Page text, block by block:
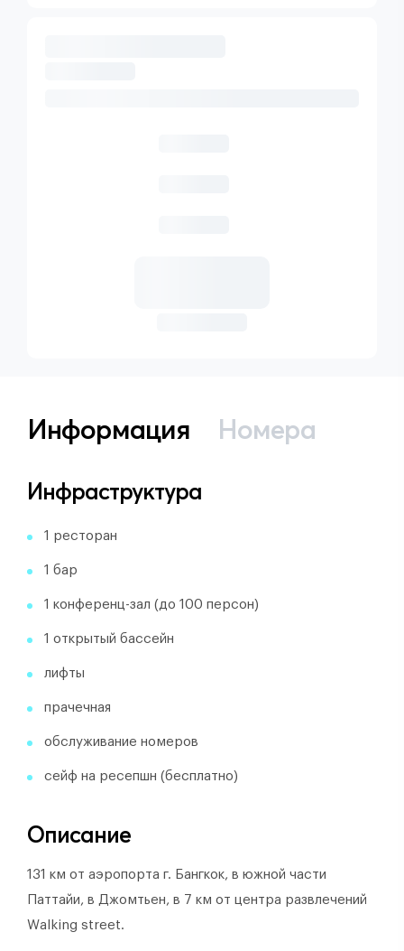
Информация Номера
Инфраструктура
1 ресторан
1 бар
1 конференц-зал (до 100 персон)
1 открытый бассейн
лифты
прачечная
обслуживание номеров
сейф на ресепшн (бесплатно)
Описание
131 км от аэропорта г. Бангкок, в южной части
Паттайи, в Джомтьен, в 7 км от центра развлечений
Walking street.